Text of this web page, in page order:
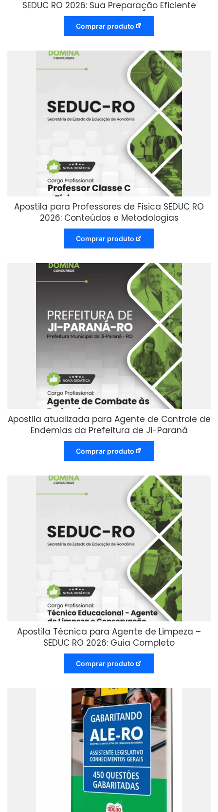
SEDUC RO 2026: Sua Preparação Eficiente
Comprar produto
Apostila para Professores de Física SEDUC RO
2026: Conteúdos e Metodologias
Comprar produto
Apostila atualizada para Agente de Controle de
Endemias da Prefeitura de Ji-Paraná
Comprar produto
Apostila Técnica para Agente de Limpeza –
SEDUC RO 2026: Guia Completo
Comprar produto